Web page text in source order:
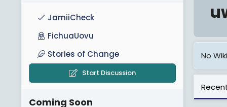
No
JamiiCheck
FichuaUovu
Stories of Change
Start Discussion
Coming Soon